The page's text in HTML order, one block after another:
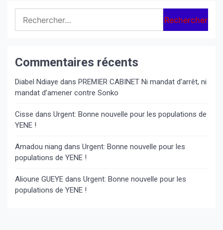
Commentaires récents
Diabel Ndiaye dans PREMIER CABINET Ni mandat d’arrêt, ni
mandat d’amener contre Sonko
Cisse dans Urgent: Bonne nouvelle pour les populations de
YENE !
Amadou niang dans Urgent: Bonne nouvelle pour les
populations de YENE !
Alioune GUEYE dans Urgent: Bonne nouvelle pour les
populations de YENE !